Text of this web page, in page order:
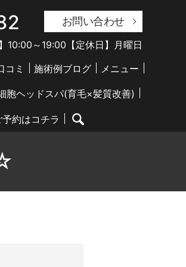
お問い合わせ
10:00～19:00【定休日】月曜日
コミ 施術例ブログ メニュー
胞ヘッドスパ(育毛×髪質改善)
予約はコチラ